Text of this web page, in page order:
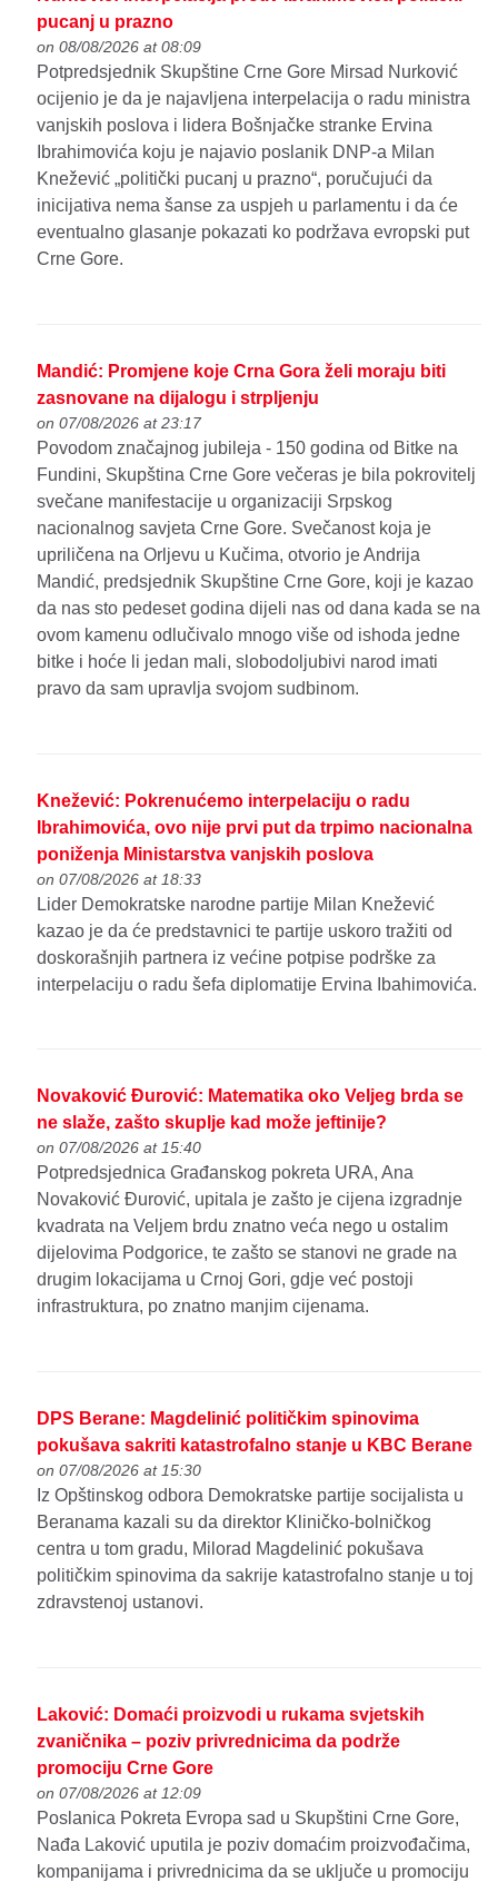
pucanj u prazno
on 08/08/2026 at 08:09
Potpredsjednik Skupštine Crne Gore Mirsad Nurković
ocijenio je da je najavljena interpelacija o radu ministra
vanjskih poslova i lidera Bošnjačke stranke Ervina
Ibrahimovića koju je najavio poslanik DNP-a Milan
Knežević „politički pucanj u prazno“, poručujući da
inicijativa nema šanse za uspjeh u parlamentu i da će
eventualno glasanje pokazati ko podržava evropski put
Crne Gore.
Mandić: Promjene koje Crna Gora želi moraju biti
zasnovane na dijalogu i strpljenju
on 07/08/2026 at 23:17
Povodom značajnog jubileja - 150 godina od Bitke na
Fundini, Skupština Crne Gore večeras je bila pokrovitelj
svečane manifestacije u organizaciji Srpskog
nacionalnog savjeta Crne Gore. Svečanost koja je
upriličena na Orljevu u Kučima, otvorio je Andrija
Mandić, predsjednik Skupštine Crne Gore, koji je kazao
da nas sto pedeset godina dijeli nas od dana kada se na
ovom kamenu odlučivalo mnogo više od ishoda jedne
bitke i hoće li jedan mali, slobodoljubivi narod imati
pravo da sam upravlja svojom sudbinom.
Knežević: Pokrenućemo interpelaciju o radu
Ibrahimovića, ovo nije prvi put da trpimo nacionalna
poniženja Ministarstva vanjskih poslova
on 07/08/2026 at 18:33
Lider Demokratske narodne partije Milan Knežević
kazao je da će predstavnici te partije uskoro tražiti od
doskorašnjih partnera iz većine potpise podrške za
interpelaciju o radu šefa diplomatije Ervina Ibahimovića.
Novaković Đurović: Matematika oko Veljeg brda se
ne slaže, zašto skuplje kad može jeftinije?
on 07/08/2026 at 15:40
Potpredsjednica Građanskog pokreta URA, Ana
Novaković Đurović, upitala je zašto je cijena izgradnje
kvadrata na Veljem brdu znatno veća nego u ostalim
dijelovima Podgorice, te zašto se stanovi ne grade na
drugim lokacijama u Crnoj Gori, gdje već postoji
infrastruktura, po znatno manjim cijenama.
DPS Berane: Magdelinić političkim spinovima
pokušava sakriti katastrofalno stanje u KBC Berane
on 07/08/2026 at 15:30
Iz Opštinskog odbora Demokratske partije socijalista u
Beranama kazali su da direktor Kliničko-bolničkog
centra u tom gradu, Milorad Magdelinić pokušava
političkim spinovima da sakrije katastrofalno stanje u toj
zdravstenoj ustanovi.
Laković: Domaći proizvodi u rukama svjetskih
zvaničnika – poziv privrednicima da podrže
promociju Crne Gore
on 07/08/2026 at 12:09
Poslanica Pokreta Evropa sad u Skupštini Crne Gore,
Nađa Laković uputila je poziv domaćim proizvođačima,
kompanijama i privrednicima da se uključe u promociju